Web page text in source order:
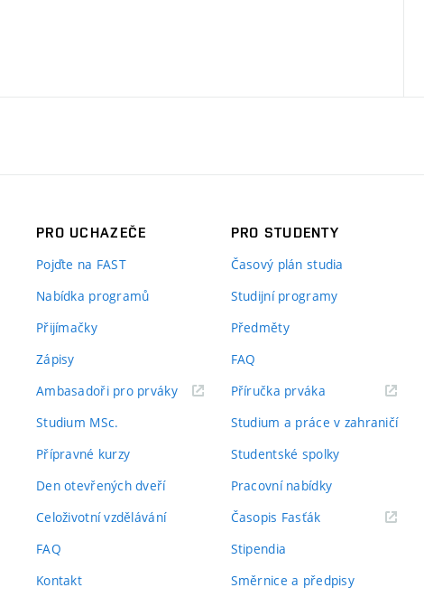
PRO UCHAZEČE
Pojďte na FAST
Nabídka programů
Přijímačky
Zápisy
Ambasadoři pro prváky(externí
Studium MSc.
Přípravné kurzy
Den otevřených dveří
Celoživotní vzdělávání
FAQ
Kontakt
PRO STUDENTY
Časový plán studia
Studijní programy
Předměty
FAQ
Příručka prváka(externí
Studium a práce v zahraničí
Studentské spolky
Pracovní nabídky
Časopis Fasťák(externí
Stipendia
Směrnice a předpisy